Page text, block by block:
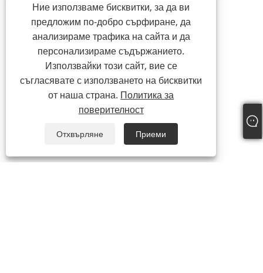
Ние използваме бисквитки, за да ви
предложим по-добро сърфиране, да
анализираме трафика на сайта и да
персонализираме съдържанието.
Използвайки този сайт, вие се
съгласявате с използването на бисквитки
от наша страна. Политика за
поверителност
Отхвърляне Приеми